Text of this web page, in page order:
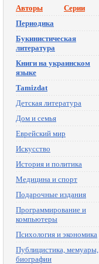
Авторы
Серии
Периодика
Букинистическая
литература
Книги на украинском
языке
Tamizdat
Детская литература
Дом и семья
Еврейский мир
Искусство
История и политика
Медицина и спорт
Подарочные издания
Программирование и
компьютеры
Психология и экономика
Публицистика, мемуары,
биографии